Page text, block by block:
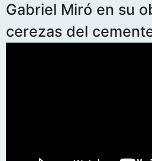
Gabriel Miró en su
cerezas del